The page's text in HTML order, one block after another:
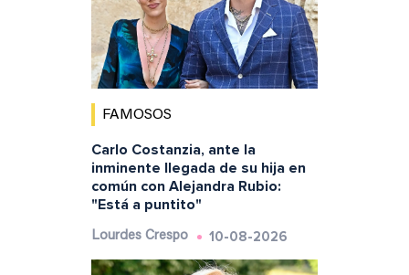
FAMOSOS
Carlo Costanzia, ante la
inminente llegada de su hija en
común con Alejandra Rubio:
"Está a puntito"
Lourdes Crespo 10-08-2026